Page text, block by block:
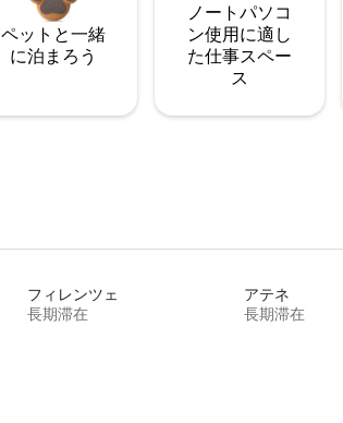
ペットと一緒
に泊まろう
ノートパソコ
ン使用に適し
た仕事スペー
ス
フィレンツェ
長期滞在
アテネ
長期滞在